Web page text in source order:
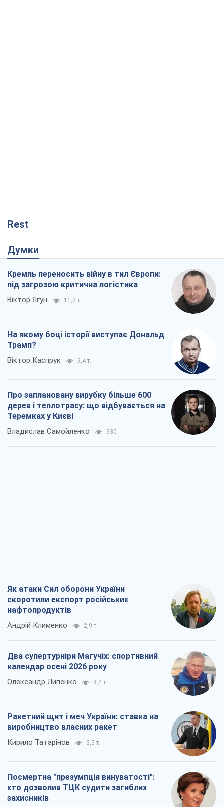
Rest
Думки
Кремль переносить війну в тил Європи:
під загрозою критична логістика
Віктор Ягун 11,2 т.
На якому боці історії виступає Дональд
Трамп?
Віктор Каспрук 9,4 т.
Про заплановану вирубку більше 600
дерев і теплотрасу: що відбувається на
Теремках у Києві
Владислав Самойленко 930
Як атаки Сил оборони України
скоротили експорт російських
нафтопродуктів
Андрій Клименко 2,9 т.
Два супертурніри Магучіх: спортивний
календар осені 2026 року
Олександр Липенко 8,4 т.
Ракетний щит і меч України: ставка на
виробництво власних ракет
Кирило Татарінов 3,5 т.
Посмертна "презумпція винуватості":
хто дозволив ТЦК судити загиблих
захисників